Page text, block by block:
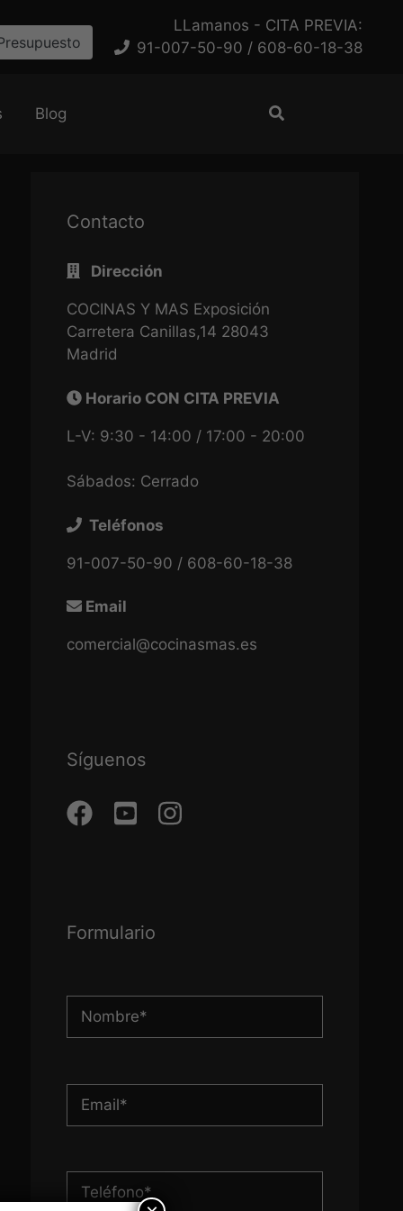
LLamanos - CITA PREVIA:
91-007-50-90 / 608-60-18-38
Blog
Contacto
Dirección
COCINAS Y MAS Exposición
Carretera Canillas,14 28043
Madrid
Horario CON CITA PREVIA
L-V: 9:30 - 14:00 / 17:00 - 20:00
Sábados: Cerrado
Teléfonos
91-007-50-90 / 608-60-18-38
Email
comercial@cocinasmas.es
Síguenos
Formulario